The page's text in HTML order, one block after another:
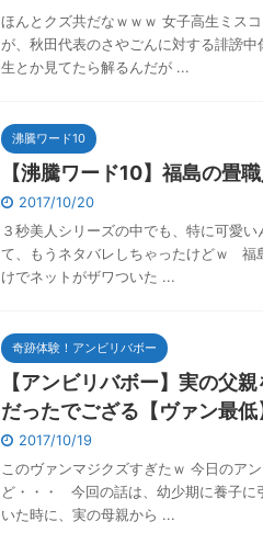
ほんとクズ共だなｗｗｗ 女子高生ミス
が、秋田代表のさやごんに対する誹謗
生とか見てたら解るんだが ...
沸騰ワード10
【沸騰ワード10】福島の畳
2017/10/20
３秒美人シリーズの中でも、特に可愛
て、もうネタバレしちゃったけどｗ 福
けでネットがザワついた ...
奇跡体験！アンビリバボー
【アンビリバボー】実の父
だったでござる【ヴァン最低
2017/10/19
このヴァンマジクズすぎたｗ 今日のア
ど・・・ 今回の話は、幼少期に養子に
いた時に、実の母親から ...